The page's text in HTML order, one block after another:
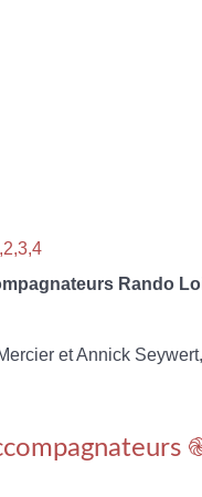
Rando
et Annick Seywert,